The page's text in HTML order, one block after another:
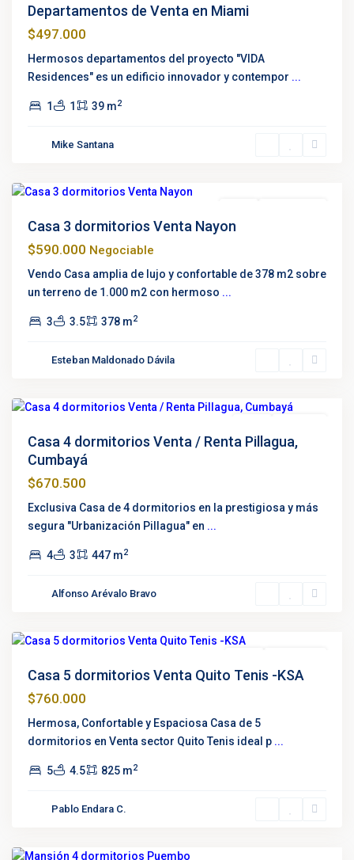
Departamentos de Venta en Miami
$497.000
Hermosos departamentos del proyecto "VIDA
Residences" es un edificio innovador y contempor ...
1 1 39 m2
Mike Santana
Nayon,
Casa 3 dormitorios Venta Nayon
$590.000 Negociable
Vendo Casa amplia de lujo y confortable de 378 m2 sobre
un terreno de 1.000 m2 con hermoso ...
3 3.5 378 m2
Esteban Maldonado Dávila
Pillagua,
Casa 4 dormitorios Venta / Renta Pillagua,
Cumbayá
$670.500
Exclusiva Casa de 4 dormitorios en la prestigiosa y más
segura "Urbanización Pillagua" en ...
4 3 447 m2
Alfonso Arévalo Bravo
Tenis,
Casa 5 dormitorios Venta Quito Tenis -KSA
$760.000
Hermosa, Confortable y Espaciosa Casa de 5
dormitorios en Venta sector Quito Tenis ideal p ...
5 4.5 825 m2
Pablo Endara C.
Palma,